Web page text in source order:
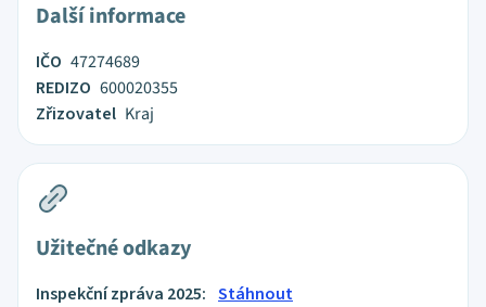
Další informace
IČO 47274689
REDIZO 600020355
Zřizovatel Kraj
Užitečné odkazy
Inspekční zpráva 2025: Stáhnout